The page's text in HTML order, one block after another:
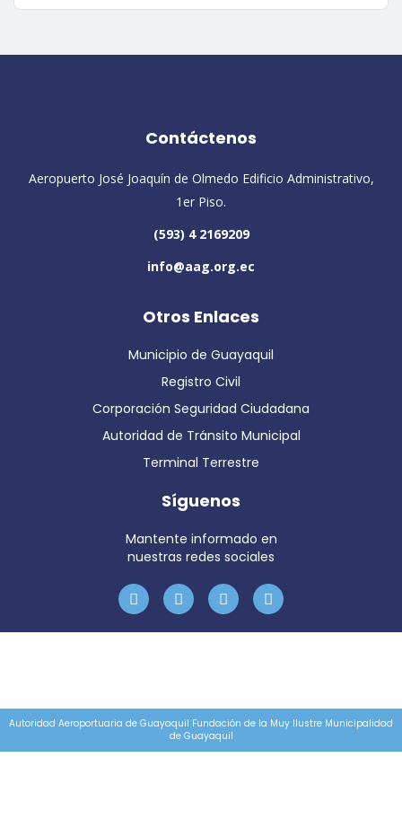
Contáctenos
Aeropuerto José Joaquín de Olmedo Edificio Administrativo,
1er Piso.
(593) 4 2169209
info@aag.org.ec
Otros Enlaces
Municipio de Guayaquil
Registro Civil
Corporación Seguridad Ciudadana
Autoridad de Tránsito Municipal
Terminal Terrestre
Síguenos
Mantente informado en
nuestras redes sociales
Autoridad Aeroportuaria de Guayaquil Fundación de la Muy Ilustre Municipalidad
de Guayaquil